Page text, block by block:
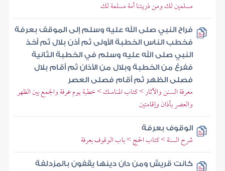
مسلمين لك ومن ذريتنا أمة مسلمة لك
فراح النبي صلى الله عليه وسلم إلى الموقف بعرفة
فخطب الناس الخطبة الأولى ثم أذن بلال ثم أخذ
النبي صلى الله عليه وسلم في الخطبة الثانية
ففرغ من الخطبة وبلال من الأذان ثم أقام بلال
فصلى الظهر ثم أقام فصلى العصر
معرفة السنن والآثار > كتاب المناسك > خطبة يوم عرفة والجمع بين الظهر
والعصر بأذان وإقامتين
الوقوف بعرفة
شرح السنة > كتاب الحج > باب الوقوف بعرفة
كانت قريش ومن دان دينها يقفون بالمزدلفة